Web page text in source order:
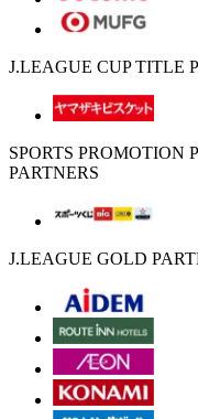
J.LEAGUE CUP TITLE
SPORTS PROMOTION
PARTNERS
J.LEAGUE GOLD